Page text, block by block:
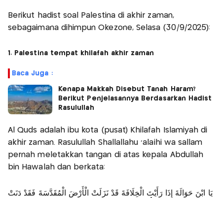
Berikut hadist soal Palestina di akhir zaman,
sebagaimana dihimpun Okezone, Selasa (30/9/2025):
1. Palestina tempat khilafah akhir zaman
Baca Juga :
Kenapa Makkah Disebut Tanah Haram?
Berikut Penjelasannya Berdasarkan Hadist
Rasulullah
Al Quds adalah ibu kota (pusat) Khilafah Islamiyah di
akhir zaman. Rasulullah Shallallahu 'alaihi wa sallam
pernah meletakkan tangan di atas kepala Abdullah
bin Hawalah dan berkata:
يَا ابْنَ حَوَالَةَ إِذَا رَأَيْتَ الْخِلَافَةَ قَدْ نَزَلَتْ الْأَرْضَ الْمُقَدَّسَةَ فَقَدْ دَنَتْ